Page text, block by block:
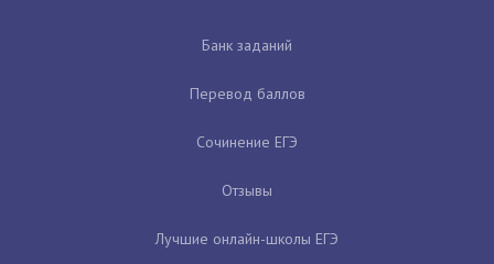
Банк заданий
Перевод баллов
Сочинение ЕГЭ
Отзывы
Лучшие онлайн-школы ЕГЭ